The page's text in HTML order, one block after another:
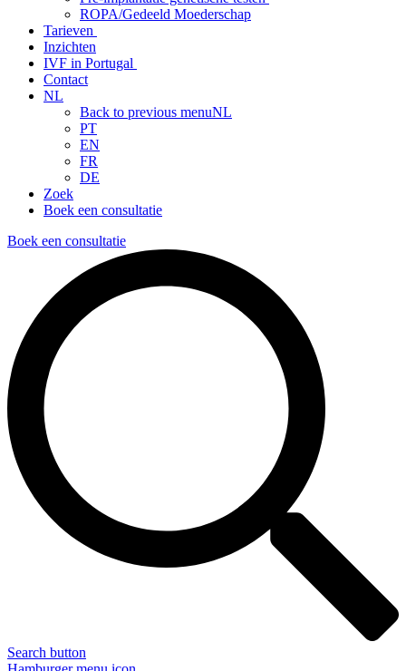
ROPA/Gedeeld Moederschap
Tarieven
Inzichten
IVF in Portugal
Contact
NL
Back to previous menuNL
PT
EN
FR
DE
Zoek
Boek een consultatie
Boek een consultatie
Search button